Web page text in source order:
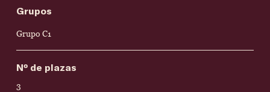
Grupos
Grupo C1
Nº de plazas
3